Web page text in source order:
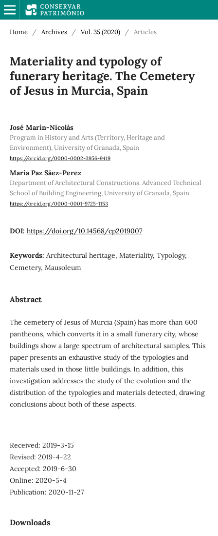
Home / Archives / Vol. 35 (2020) / Articles
Materiality and typology of
funerary heritage. The Cemetery
of Jesus in Murcia, Spain
José Marín-Nicolás
Program in History and Arts (Territory, Heritage and
Environment), University of Granada, Spain
https://orcid.org/0000-0002-3956-9419
María Paz Sáez-Perez
Department of Architectural Constructions. Advanced Technical
School of Building Engineering, University of Granada, Spain
https://orcid.org/0000-0001-9725-1153
DOI: https://doi.org/10.14568/cp2019007
Keywords: Architectural heritage, Materiality, Typology,
Cemetery, Mausoleum
Abstract
The cemetery of Jesus of Murcia (Spain) has more than 600
pantheons, which converts it in a small funerary city, whose
buildings show a large spectrum of architectural samples. This
paper presents an exhaustive study of the typologies and
materials used in those little buildings. In addition, this
investigation addresses the study of the evolution and the
distribution of the typologies and materials detected, drawing
conclusions about both of these aspects.
Received: 2019-3-15
Revised: 2019-4-22
Accepted: 2019-6-30
Online: 2020-5-4
Publication: 2020-11-27
Downloads